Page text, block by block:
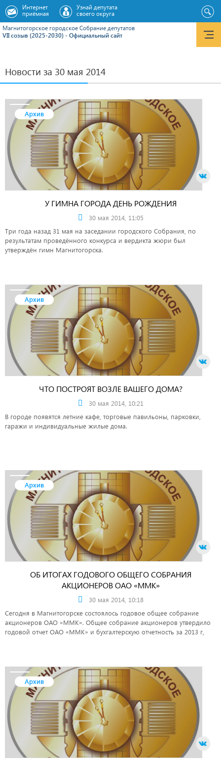
Магнитогорское городское Cобрание депутатов
VII созыв (2025-2030) - Официальный сайт
Интернет
приёмная
Узнай депутата
своего округа
Новости за 30 мая 2014
Архив
У ГИМНА ГОРОДА ДЕНЬ РОЖДЕНИЯ
30 мая 2014, 11:05
Три года назад 31 мая на заседании городского Собрания, по
результатам проведённого конкурса и вердикта жюри был
утверждён гимн Магнитогорска.
Архив
ЧТО ПОСТРОЯТ ВОЗЛЕ ВАШЕГО ДОМА?
30 мая 2014, 10:21
В городе появятся летние кафе, торговые павильоны, парковки,
гаражи и индивидуальные жилые дома.
Архив
ОБ ИТОГАХ ГОДОВОГО ОБЩЕГО СОБРАНИЯ
АКЦИОНЕРОВ ОАО «ММК»
30 мая 2014, 10:18
Сегодня в Магнитогорске состоялось годовое общее собрание
акционеров ОАО «ММК». Общее собрание акционеров утвердило
годовой отчет ОАО «ММК» и бухгалтерскую отчетность за 2013 г,
Архив